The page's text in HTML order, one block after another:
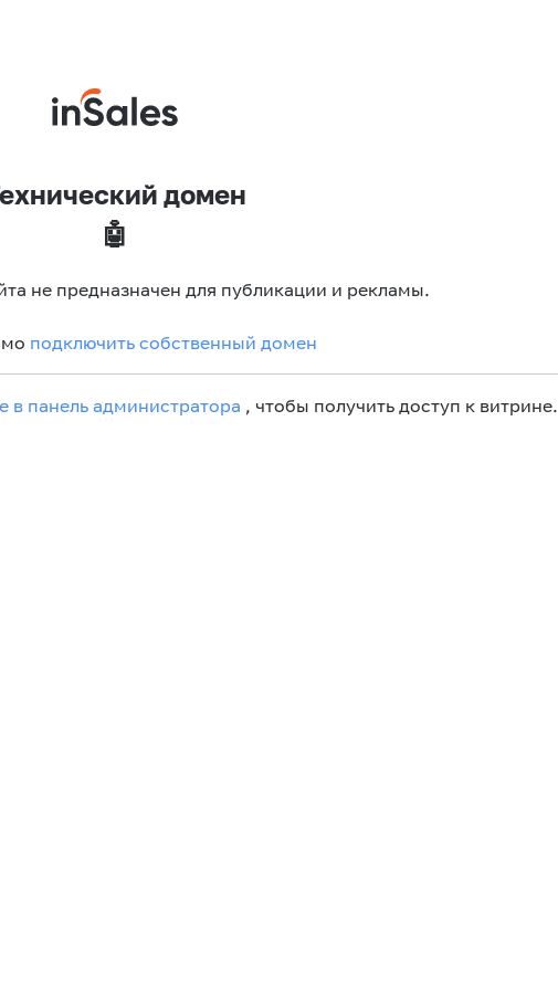
домен
🤖
не предназначен для публикации и рекламы.
подключить собственный домен
в панель администратора , чтобы получить доступ к витрине.